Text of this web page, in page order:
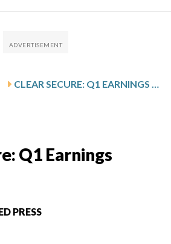
CLEAR SECURE: Q1 EARNINGS SNAPSHOT
Q1 Earnings
PRESS